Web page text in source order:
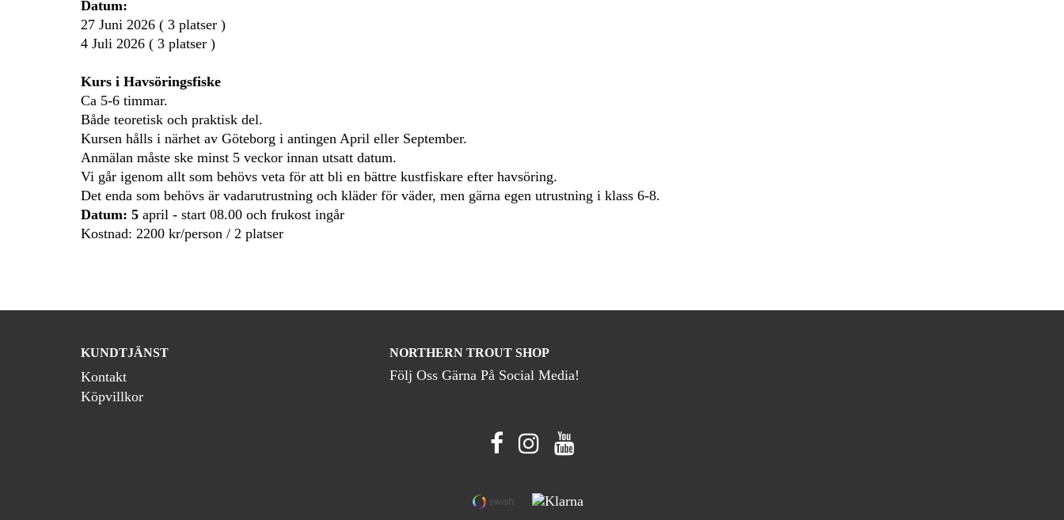
Datum:
27 Juni 2026 ( 3 platser )
4 Juli 2026 ( 3 platser )
Kurs i Havsöringsfiske
Ca 5-6 timmar.
Både teoretisk och praktisk del.
Kursen hålls i närhet av Göteborg i antingen April eller September.
Anmälan måste ske minst 5 veckor innan utsatt datum.
Vi går igenom allt som behövs veta för att bli en bättre kustfiskare efter havsöring.
Det enda som behövs är vadarutrustning och kläder för väder, men gärna egen utrustning i klass 6-8.
Datum: 5 april - start 08.00 och frukost ingår
Kostnad: 2200 kr/person / 2 platser
KUNDTJÄNST
Kontakt
Köpvillkor
NORTHERN TROUT SHOP
Följ Oss Gärna På Social Media!